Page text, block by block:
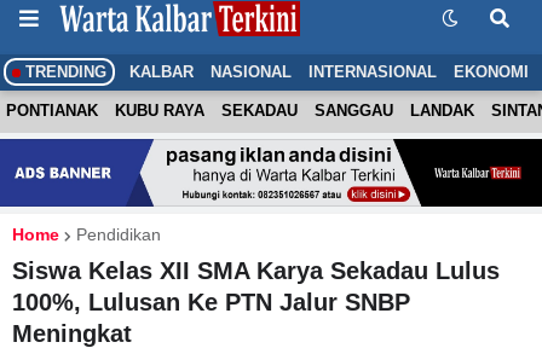
TRENDING KALBAR NASIONAL INTERNASIONAL EKONOMI
PONTIANAK KUBU RAYA SEKADAU SANGGAU LANDAK
Home Pendidikan
Siswa Kelas XII SMA Karya Sekadau Lulus
100%, Lulusan Ke PTN Jalur SNBP
Meningkat